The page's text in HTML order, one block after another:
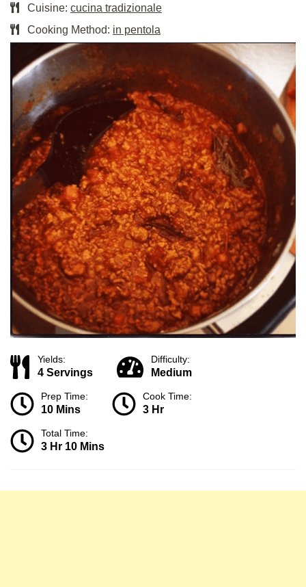
Cuisine: cucina tradizionale
Cooking Method: in pentola
Yields:
4 Servings
Difficulty:
Medium
Prep Time:
10 Mins
Cook Time:
3 Hr
Total Time:
3 Hr 10 Mins